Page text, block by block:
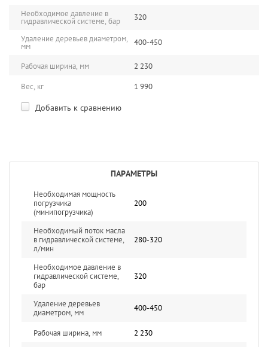
Необходимое давление в
гидравлической системе, бар 320
Удаление деревьев диаметром,
мм 400-450
Рабочая ширина, мм
2 230
Вес, кг
1 990
Добавить к сравнению
ПАРАМЕТРЫ
Необходимая мощность
погрузчика
(минипогрузчика)
200
Необходимый поток масла
в гидравлической системе,
л/мин
280-320
Необходимое давление в
гидравлической системе,
бар
320
Удаление деревьев
диаметром, мм
400-450
Рабочая ширина, мм
2 230